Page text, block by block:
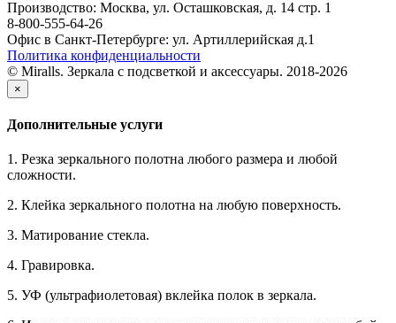
Производство: Москва, ул. Осташковская, д. 14 стр. 1
8-800-555-64-26
Офис в Санкт-Петербурге: ул. Артиллерийская д.1
Политика конфиденциальности
© Miralls. Зеркала с подсветкой и аксессуары. 2018-2026
×
Дополнительные услуги
1. Резка зеркального полотна любого размера и любой
сложности.
2. Клейка зеркального полотна на любую поверхность.
3. Матирование стекла.
4. Гравировка.
5. УФ (ультрафиолетовая) вклейка полок в зеркала.